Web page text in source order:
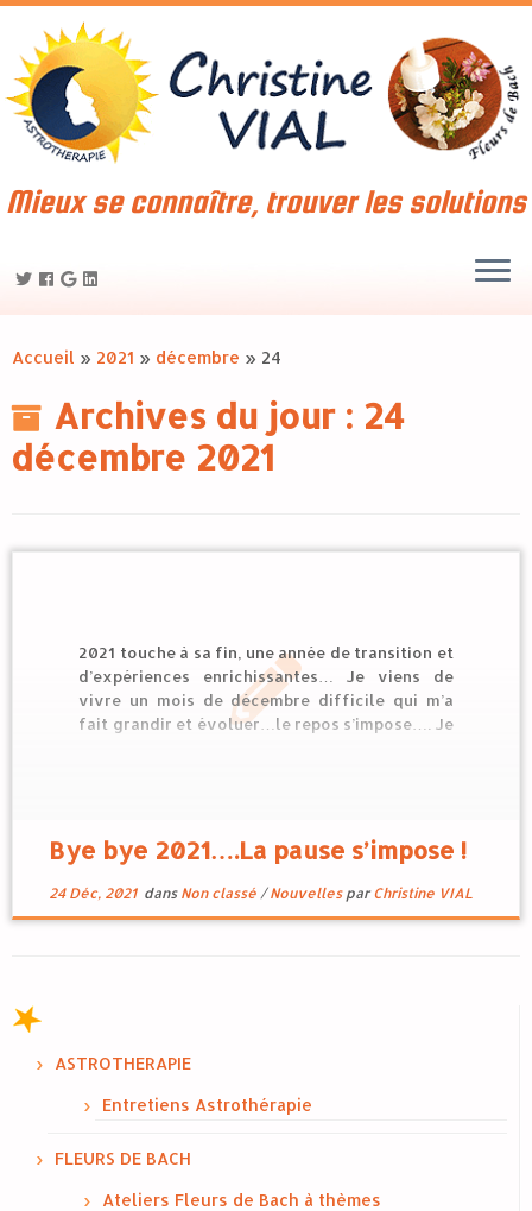
Mieux se connaître, trouver les solutions
Accueil » 2021 » décembre » 24
Archives du jour : 24
décembre 2021
2021 touche à sa fin, une année de transition et
d’expériences enrichissantes… Je viens de
vivre un mois de décembre difficile qui m’a
fait grandir et évoluer…le repos s’impose…. Je
Bye bye 2021….La pause s’impose !
24 Déc, 2021dans Non classé /Nouvelles parChristine VIAL
ASTROTHERAPIE
Entretiens Astrothérapie
FLEURS DE BACH
Ateliers Fleurs de Bach à thèmes